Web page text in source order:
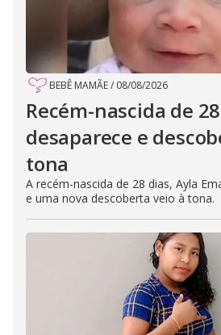
BEBÊ MAMÃE/ 08/08/2026
Recém-nascida de
desaparece e
tona
A recém-nascida de 28 dias, Ayla
e uma nova descoberta veio à tona.